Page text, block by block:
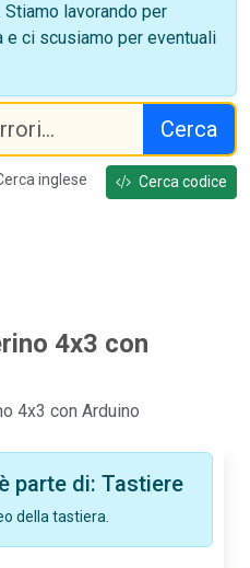
lavorando per
ci scusiamo per eventuali
Cerca
inglese Cerca codice
4x3 con
4x3 con Arduino
parte di: Tastiere
della tastiera.